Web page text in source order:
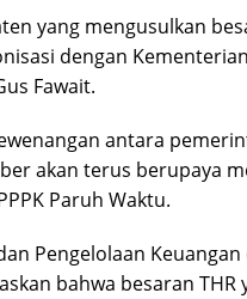
yang mengusulkan
dengan
Fawait.
antara
akan terus berupaya
Paruh Waktu.
Pengelolaan Keuangan
bahwa besaran THR